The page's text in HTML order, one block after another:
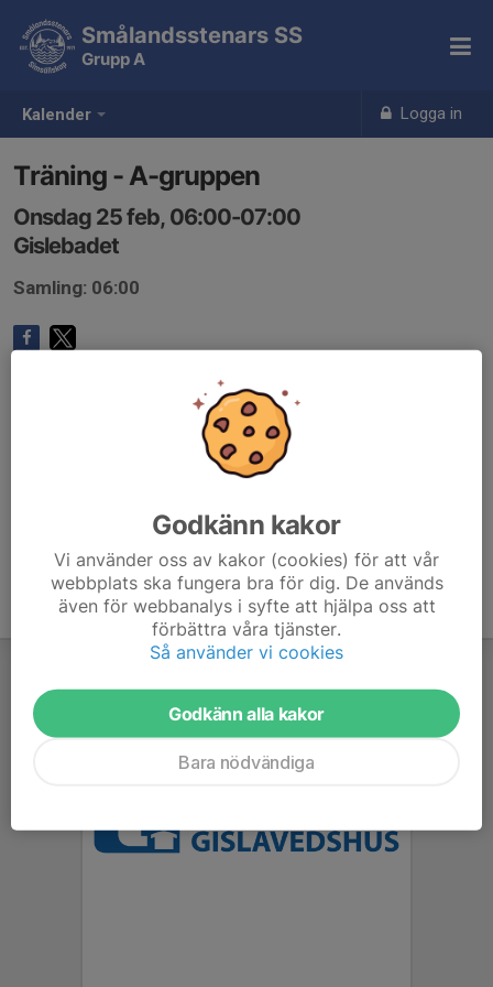
Kalender Logga in
Smålandsstenars SS
Grupp A
Träning - A-gruppen
Onsdag 25 feb, 06:00-07:00
Gislebadet
Samling: 06:00
Godkänn kakor
Vi använder oss av kakor (cookies) för att vår
webbplats ska fungera bra för dig. De används
även för webbanalys i syfte att hjälpa oss att
förbättra våra tjänster.
Så använder vi cookies
Godkänn alla kakor
Bara nödvändiga